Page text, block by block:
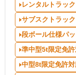
レンタルトラック
サブスクトラック
段ボール仕様パ
準中型5t限定免
中型8t限定免許